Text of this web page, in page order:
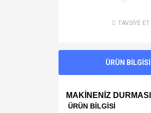
TAVSİYE ET
ÜRÜN BİLGİSİ
MAKİNENİZ
ÜRÜN BİLGİSİ